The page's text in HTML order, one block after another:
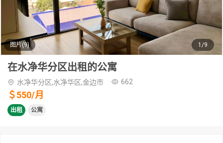
图片(9) 1/9
在水净华分区出租的公寓
水净华分区,水净华区,金边市 662
＄550/月
出租 公寓